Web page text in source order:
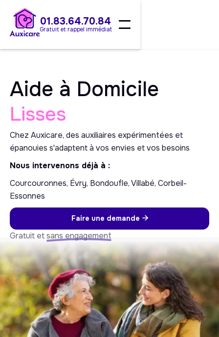
01.83.64.70.84
Gratuit et rappel immédiat
Aide à Domicile
Lisses
Chez Auxicare, des auxiliaires expérimentées et
épanouies s'adaptent à vos envies et vos besoins
Nous intervenons déjà à :
Courcouronnes, Évry, Bondoufle, Villabé, Corbeil-
Essonnes
Faire une demande 
Gratuit etsans engagement